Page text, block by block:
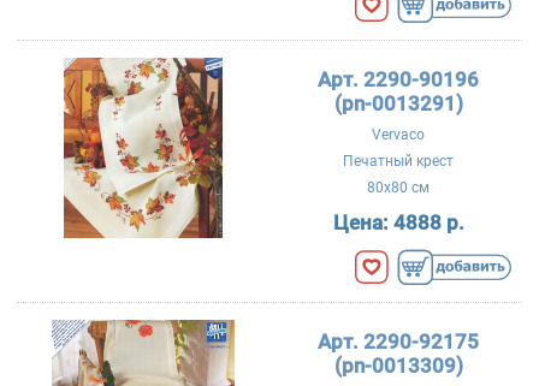
Арт. 2290-90196
(pn-0013291)
Vervaco
Печатный крест
80x80 см
Цена: 4888 р.
Арт. 2290-92175
(pn-0013309)